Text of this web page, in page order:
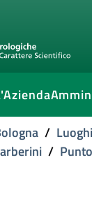
/ Luoghi
/